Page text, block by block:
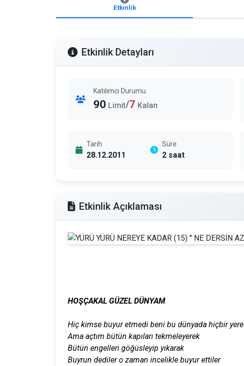
Etkinlik
Etkinlik Detayları
Katılımcı Durumu
90 Limit/7 Kalan
Tarih
28.12.2011
Süre
2 saat
Etkinlik Açıklaması
HOŞÇAKAL GÜZEL DÜNYAM
Hiç kimse buyur etmedi beni bu dünyada hiçbir yere
Ama açtım bütün kapıları tekmeleyerek
Bütün engelleri göğüsleyip yıkarak
Buyrun dediler o zaman incelikle buyur ettiler